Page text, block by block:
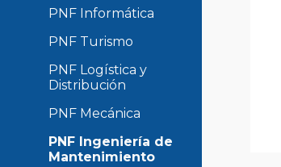
PNF Informática
PNF Turismo
PNF Logística y
Distribución
PNF Mecánica
PNF Ingeniería de
Mantenimiento